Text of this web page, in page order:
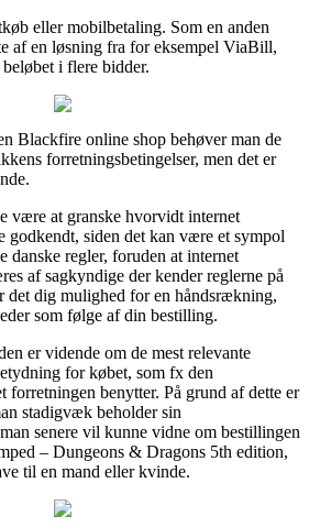
eller mobilbetaling. Som en anden
af en løsning fra for eksempel ViaBill,
i flere bidder.
Blackfire online shop behøver man de
forretningsbetingelser, men det er
være at granske hvorvidt internet
godkendt, siden det kan være et sympol
danske regler, foruden at internet
af sagkyndige der kender reglerne på
det dig mulighed for en håndsrækning,
som følge af din bestilling.
er vidende om de mest relevante
for købet, som fx den
benytter. På grund af dette er
stadigvæk beholder sin
senere vil kunne vidne om bestillingen
– Dungeons & Dragons 5th edition,
til en mand eller kvinde.